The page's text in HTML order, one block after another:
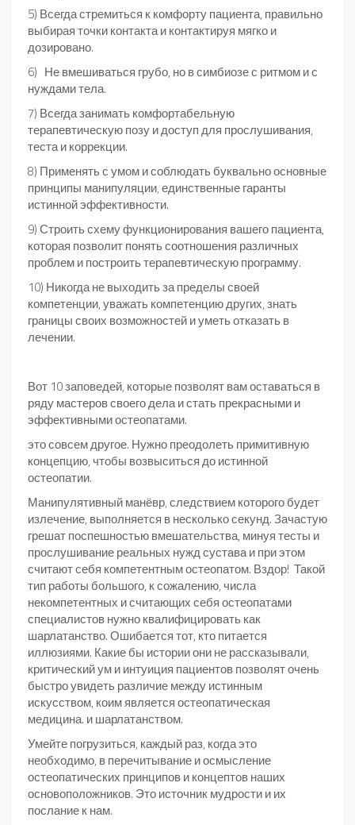
5) Всегда стремиться к комфорту пациента, правильно
выбирая точки контакта и контактируя мягко и
дозировано.
6) Не вмешиваться грубо, но в симбиозе с ритмом и с
нуждами тела.
7) Всегда занимать комфортабельную
терапевтическую позу и доступ для прослушивания,
теста и коррекции.
8) Применять с умом и соблюдать буквально основные
принципы манипуляции, единственные гаранты
истинной эффективности.
9) Строить схему функционирования вашего пациента,
которая позволит понять соотношения различных
проблем и построить терапевтическую программу.
10) Никогда не выходить за пределы своей
компетенции, уважать компетенцию других, знать
границы своих возможностей и уметь отказать в
лечении.
Вот 10 заповедей, которые позволят вам оставаться в
ряду мастеров своего дела и стать прекрасными и
эффективными остеопатами.
это совсем другое. Нужно преодолеть примитивную
концепцию, чтобы возвыситься до истинной
остеопатии.
Манипулятивный манёвр, следствием которого будет
излечение, выполняется в несколько секунд. Зачастую
грешат поспешностью вмешательства, минуя тесты и
прослушивание реальных нужд сустава и при этом
считают себя компетентным остеопатом. Вздор! Такой
тип работы большого, к сожалению, числа
некомпетентных и считающих себя остеопатами
специалистов нужно квалифицировать как
шарлатанство. Ошибается тот, кто питается
иллюзиями. Какие бы истории они не рассказывали,
критический ум и интуиция пациентов позволят очень
быстро увидеть различие между истинным
искусством, коим является остеопатическая
медицина. и шарлатанством.
Умейте погрузиться, каждый раз, когда это
необходимо, в перечитывание и осмысление
остеопатических принципов и концептов наших
основоположников. Это источник мудрости и их
послание к нам.